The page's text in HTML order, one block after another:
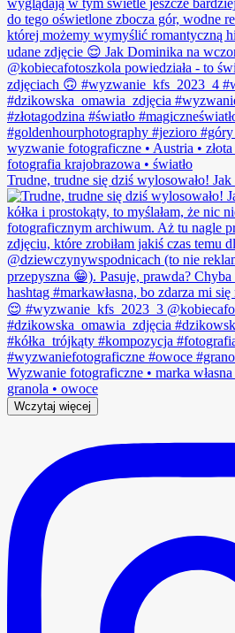
Trudne, trudne się dziś wylosowało!
Wczytaj więcej